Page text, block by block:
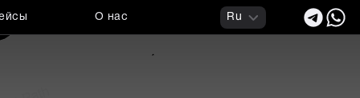
О нас Ru
сенсорных